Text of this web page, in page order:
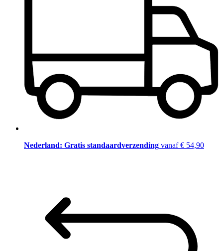
Nederland: Gratis standaardverzending vanaf € 54,90